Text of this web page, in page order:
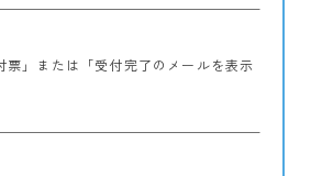
票」または「受付完了のメールを表示